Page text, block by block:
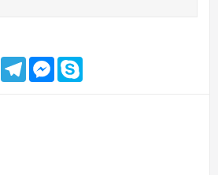
WhatsAppTelegramMessenger